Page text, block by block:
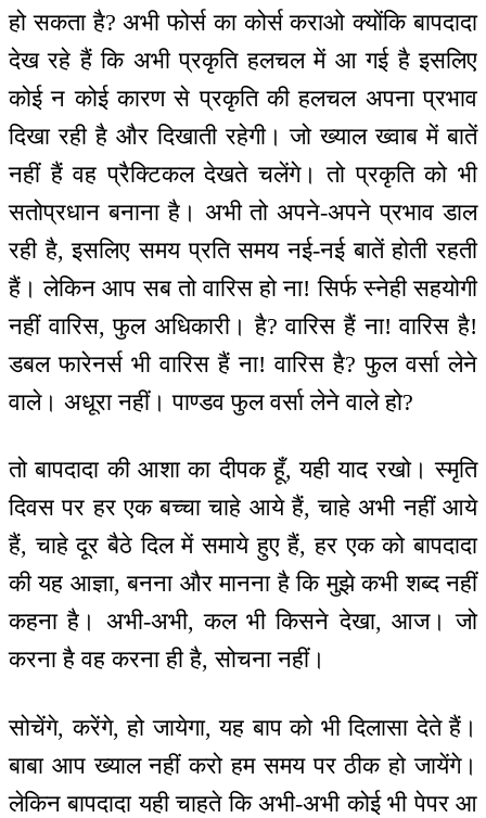
हो सकता है? अभी फोर्स का कोर्स कराओ क्योंकि बापदादा
देख रहे हैं कि अभी प्रकृति हलचल में आ गई है इसलिए
कोई न कोई कारण से प्रकृति की हलचल अपना प्रभाव
दिखा रही है और दिखाती रहेगी। जो ख्याल ख्वाब में बातें
नहीं हैं वह प्रैक्टिकल देखते चलेंगे। तो प्रकृति को भी
सतोप्रधान बनाना है। अभी तो अपने-अपने प्रभाव डाल
रही है, इसलिए समय प्रति समय नई-नई बातें होती रहती
हैं। लेकिन आप सब तो वारिस हो ना! सिर्फ स्नेही सहयोगी
नहीं वारिस, फुल अधिकारी। है? वारिस हैं ना! वारिस है!
डबल फारेनर्स भी वारिस हैं ना! वारिस है? फुल वर्सा लेने
वाले। अधूरा नहीं। पाण्डव फुल वर्सा लेने वाले हो?
तो बापदादा की आशा का दीपक हूँ, यही याद रखो। स्मृति
दिवस पर हर एक बच्चा चाहे आये हैं, चाहे अभी नहीं आये
हैं, चाहे दूर बैठे दिल में समाये हुए हैं, हर एक को बापदादा
की यह आज्ञा, बनना और मानना है कि मुझे कभी शब्द नहीं
कहना है। अभी-अभी, कल भी किसने देखा, आज। जो
करना है वह करना ही है, सोचना नहीं।
सोचेंगे, करेंगे, हो जायेगा, यह बाप को भी दिलासा देते हैं।
बाबा आप ख्याल नहीं करो हम समय पर ठीक हो जायेंगे।
लेकिन बापदादा यही चाहते कि अभी-अभी कोई भी पेपर आ